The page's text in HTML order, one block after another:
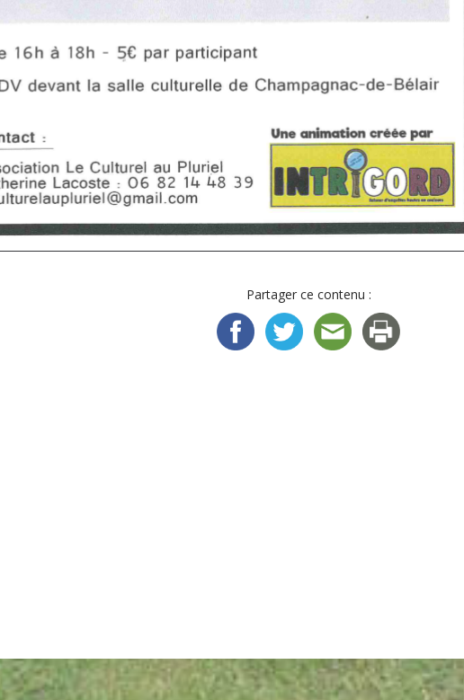
Partager ce contenu :